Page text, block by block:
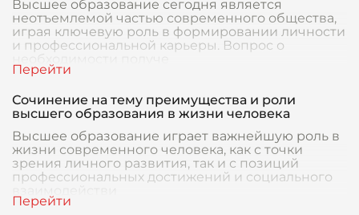
Высшее образование сегодня является
неотъемлемой частью современного общества,
играя ключевую роль в формировании личности
и профессиональной карьеры. Вопрос о
необходимости получе
Сочинение на тему преимущества и роли
высшего образования в жизни человека
Высшее образование играет важнейшую роль в
жизни современного человека, как с точки
зрения личного развития, так и с позиций
профессиональных достижений и социального